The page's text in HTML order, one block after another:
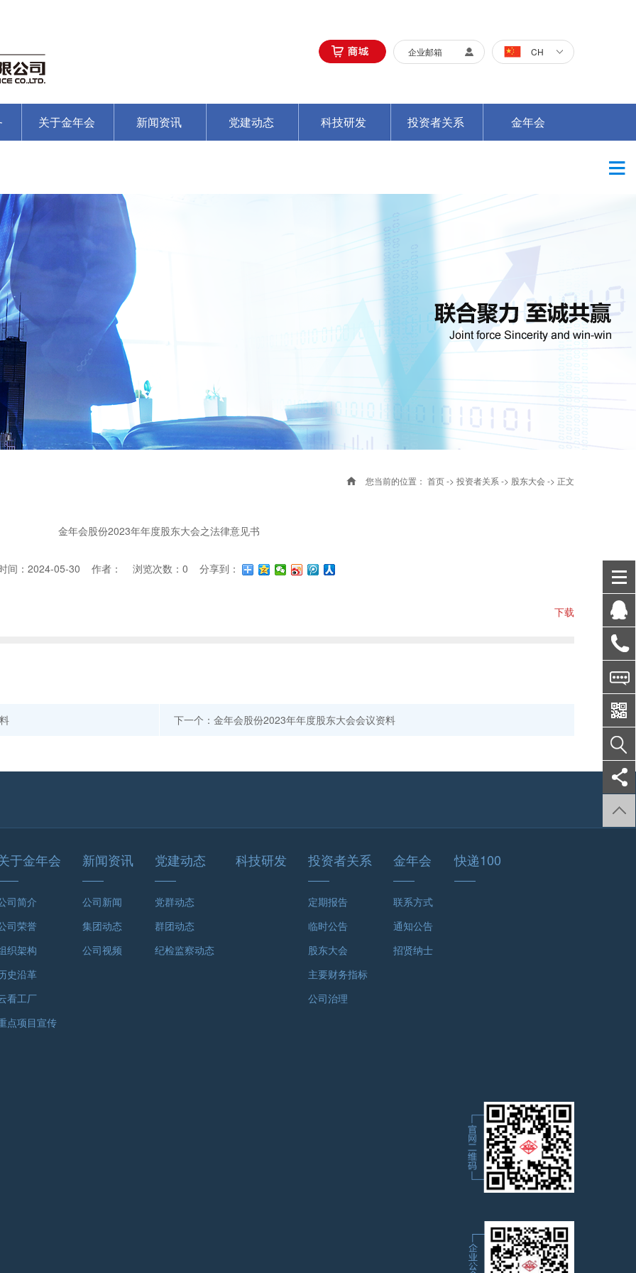
CH
企业邮箱
关于金年会 新闻资讯 党建动态 科技研发 投资者关系 金年会
您当前的位置： 首页-> 投资者关系 -> 股东大会-> 正文
金年会股份2023年年度股东大会之法律意见书
：2024-05-30 作者： 浏览次数： 0 分享到：
下载
下一个：金年会股份2023年年度股东大会会议资料
于金年会
司简介
司荣誉
织架构
史沿革
看工厂
点项目宣传
新闻资讯
公司新闻
集团动态
公司视频
党建动态
党群动态
群团动态
纪检监察动态
科技研发 投资者关系
定期报告
临时公告
股东大会
主要财务指标
公司治理
金年会
联系方式
通知公告
招贤纳士
快递100